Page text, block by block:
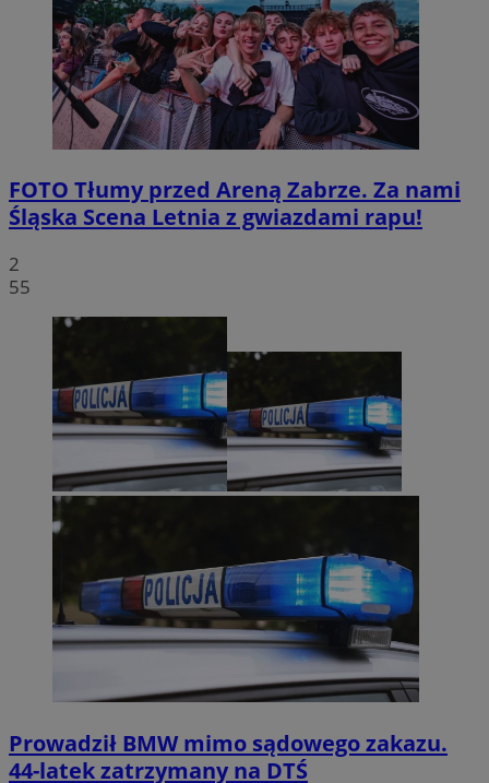
FOTO Tłumy przed Areną Zabrze. Za nami
Śląska Scena Letnia z gwiazdami rapu!
2
55
Prowadził BMW mimo sądowego zakazu.
44-latek zatrzymany na DTŚ